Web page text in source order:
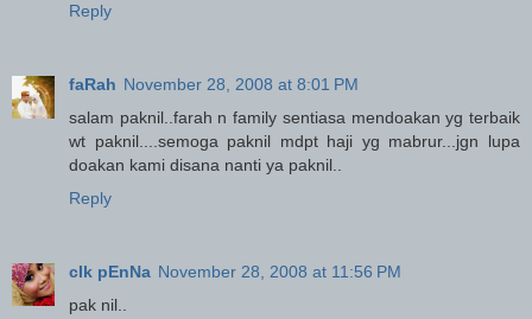
Reply
faRah November 28, 2008 at 8:01 PM
salam paknil..farah n family sentiasa mendoakan yg terbaik
wt paknil....semoga paknil mdpt haji yg mabrur...jgn lupa
doakan kami disana nanti ya paknil..
Reply
cIk pEnNa November 28, 2008 at 11:56 PM
pak nil..